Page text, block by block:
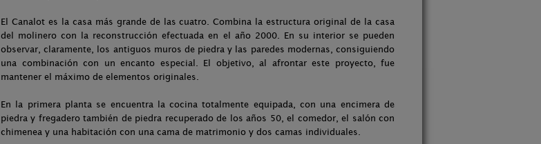
El Canalot es la casa más grande de las cuatro. Combina la estructura original de la casa
del molinero con la reconstrucción efectuada en el año 2000. En su interior se pueden
observar, claramente, los antiguos muros de piedra y las paredes modernas, consiguiendo
una combinación con un encanto especial. El objetivo, al afrontar este proyecto, fue
mantener el máximo de elementos originales.
En la primera planta se encuentra la cocina totalmente equipada, con una encimera de
piedra y fregadero también de piedra recuperado de los años 50, el comedor, el salón con
chimenea y una habitación con una cama de matrimonio y dos camas individuales.